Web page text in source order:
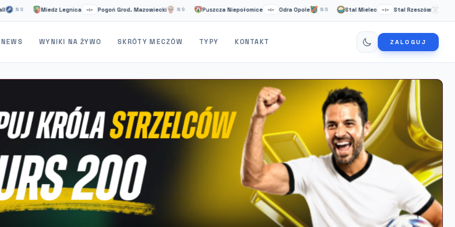
Miedz Legnica –:– Pogoń Grod. Mazowiecki NS Puszcza Niepołomice –:– Odra Opole NS Stal Mielec –:– Stal Rzeszów NS
NEWS WYNIKI NA ŻYWO SKRÓTY MECZÓW TYPY KONTAKT ZALOGUJ